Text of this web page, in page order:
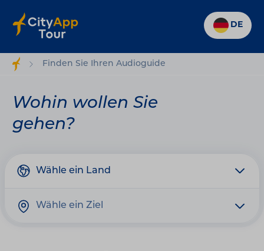
DE
Finden Sie Ihren Audioguide
Wohin wollen Sie
gehen?